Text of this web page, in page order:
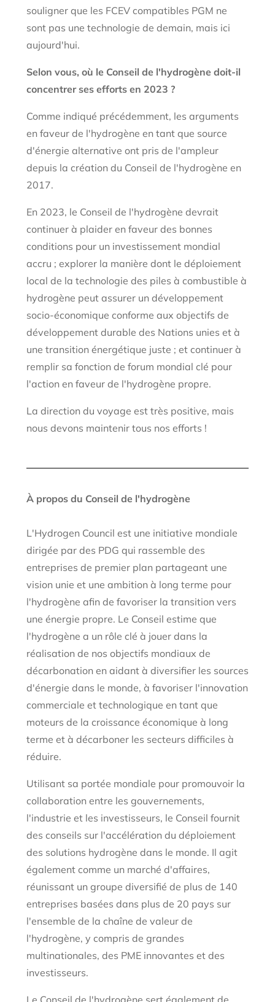
souligner que les FCEV compatibles PGM ne
sont pas une technologie de demain, mais ici
aujourd'hui.
Selon vous, où le Conseil de l'hydrogène doit-il
concentrer ses efforts en 2023 ?
Comme indiqué précédemment, les arguments
en faveur de l'hydrogène en tant que source
d'énergie alternative ont pris de l'ampleur
depuis la création du Conseil de l'hydrogène en
2017.
En 2023, le Conseil de l'hydrogène devrait
continuer à plaider en faveur des bonnes
conditions pour un investissement mondial
accru ; explorer la manière dont le déploiement
local de la technologie des piles à combustible à
hydrogène peut assurer un développement
socio-économique conforme aux objectifs de
développement durable des Nations unies et à
une transition énergétique juste ; et continuer à
remplir sa fonction de forum mondial clé pour
l'action en faveur de l'hydrogène propre.
La direction du voyage est très positive, mais
nous devons maintenir tous nos efforts !
À propos du Conseil de l'hydrogène
L'Hydrogen Council est une initiative mondiale
dirigée par des PDG qui rassemble des
entreprises de premier plan partageant une
vision unie et une ambition à long terme pour
l'hydrogène afin de favoriser la transition vers
une énergie propre. Le Conseil estime que
l'hydrogène a un rôle clé à jouer dans la
réalisation de nos objectifs mondiaux de
décarbonation en aidant à diversifier les sources
d'énergie dans le monde, à favoriser l'innovation
commerciale et technologique en tant que
moteurs de la croissance économique à long
terme et à décarboner les secteurs difficiles à
réduire.
Utilisant sa portée mondiale pour promouvoir la
collaboration entre les gouvernements,
l'industrie et les investisseurs, le Conseil fournit
des conseils sur l'accélération du déploiement
des solutions hydrogène dans le monde. Il agit
également comme un marché d'affaires,
réunissant un groupe diversifié de plus de 140
entreprises basées dans plus de 20 pays sur
l'ensemble de la chaîne de valeur de
l'hydrogène, y compris de grandes
multinationales, des PME innovantes et des
investisseurs.
Le Conseil de l'hydrogène sert également de